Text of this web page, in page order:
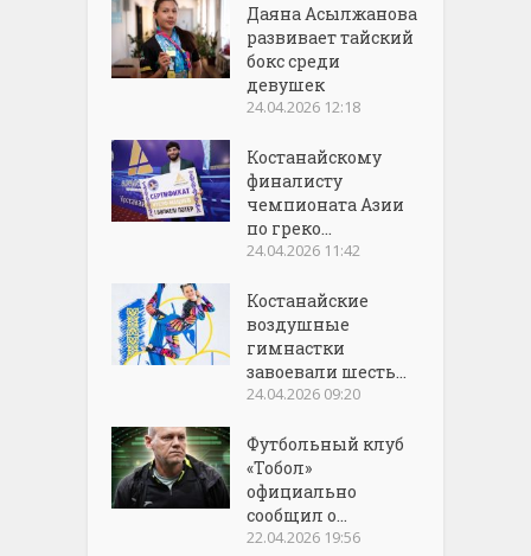
Даяна Асылжанова
развивает тайский
бокс среди
девушек
24.04.2026 12:18
Костанайскому
финалисту
чемпионата Азии
по греко...
24.04.2026 11:42
Костанайские
воздушные
гимнастки
завоевали шесть...
24.04.2026 09:20
Футбольный клуб
«Тобол»
официально
сообщил о...
22.04.2026 19:56